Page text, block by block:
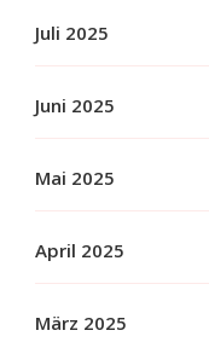
Juli 2025
Juni 2025
Mai 2025
April 2025
März 2025